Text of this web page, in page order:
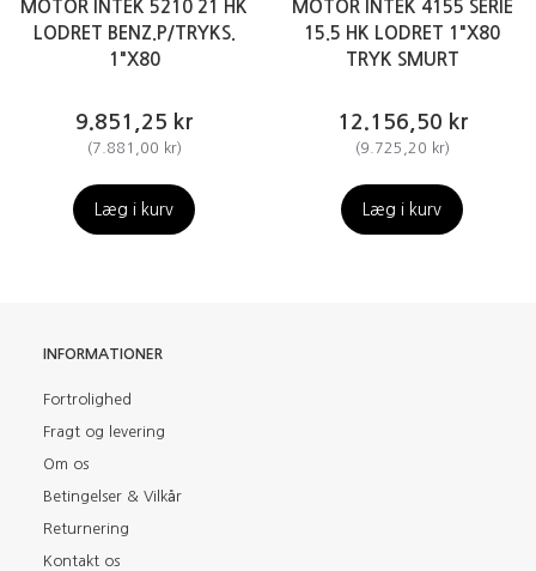
MOTOR INTEK 5210 21 HK
LODRET BENZ.P/TRYKS.
1"X80
9.851,25 kr
(7.881,00 kr)
Læg i kurv
MOTOR INTEK 4155 SERIE
15.5 HK LODRET 1"X80
TRYK SMURT
12.156,50 kr
(9.725,20 kr)
Læg i kurv
INFORMATIONER
Fortrolighed
Fragt og levering
Om os
Betingelser & Vilkår
Returnering
Kontakt os